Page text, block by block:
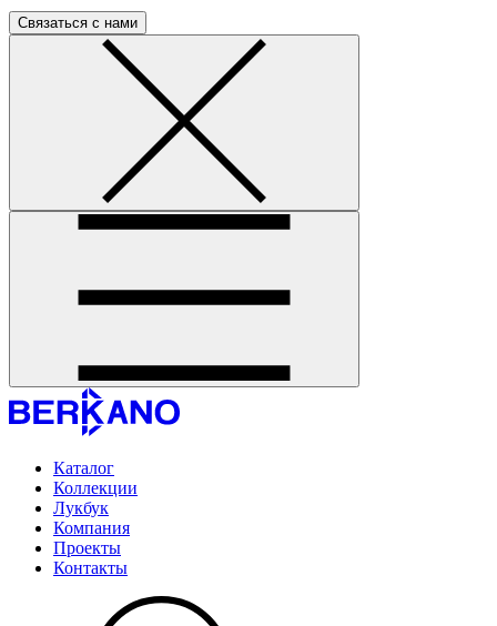
Связаться с нами
Каталог
Коллекции
Лукбук
Компания
Проекты
Контакты